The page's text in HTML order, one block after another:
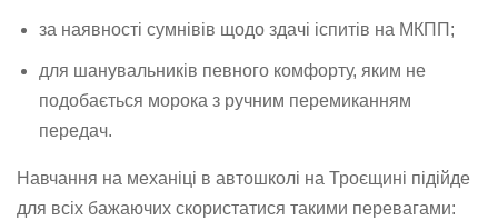
за наявності сумнівів щодо здачі іспитів на МКПП;
для шанувальників певного комфорту, яким не
подобається морока з ручним перемиканням
передач.
Навчання на механіці в автошколі на Троєщині підійде
для всіх бажаючих скористатися такими перевагами: